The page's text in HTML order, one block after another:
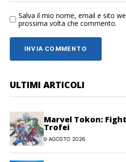
Salva il mio nome, email e sito
prossima volta che commento.
ULTIMI ARTICOLI
Marvel Tokon:
Trofei
9 AGOSTO 2026